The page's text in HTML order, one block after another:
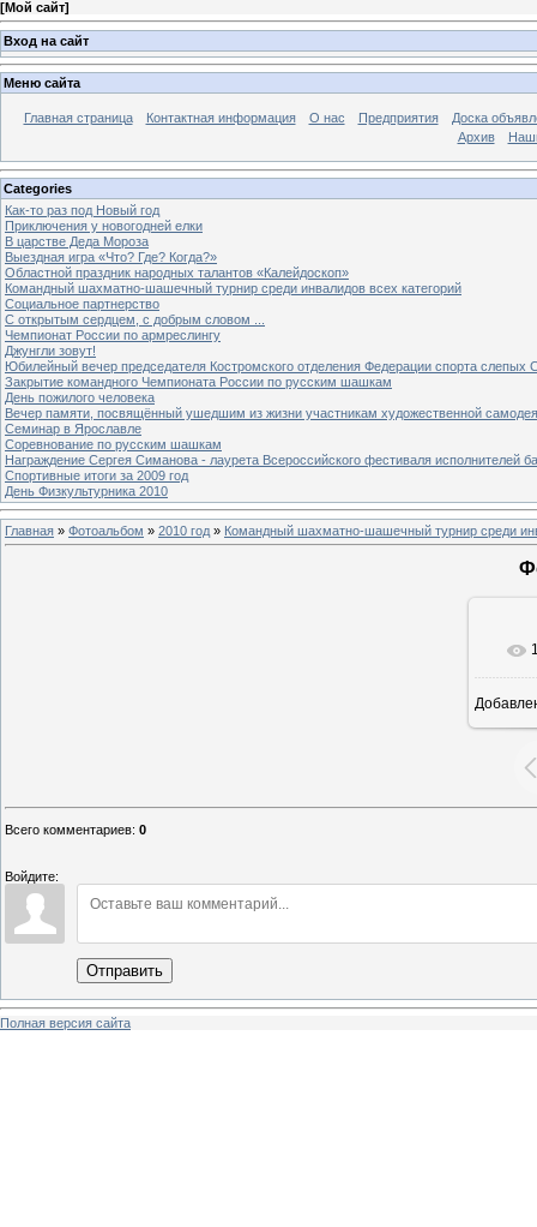
[Мой сайт]
Вход на сайт
Меню сайта
Главная страница Контактная информация О нас Предприятия
Доска
Архив
Categories
Как-то раз под Новый год
Приключения у новогодней елки
В царстве Деда Мороза
Выездная игра «Что? Где? Когда?»
Областной праздник народных талантов «Калейдоскоп»
Командный шахматно-шашечный турнир среди инвалидов всех категорий
Социальное партнерство
С открытым сердцем, с добрым словом ...
Чемпионат России по армреслингу
Джунгли зовут!
Юбилейный вечер председателя Костромского отделения Федерации спорта слепых
Закрытие командного Чемпионата России по русским шашкам
День пожилого человека
Вечер памяти, посвящённый ушедшим из жизни участникам художественной
Семинар в Ярославле
Соревнование по русским шашкам
Награждение Сергея Симанова - лаурета Всероссийского фестиваля исполнителей
Спортивные итоги за 2009 год
День Физкультурника 2010
Главная » Фотоальбом » 2010 год » Командный шахматно-шашечный турнир среди
Всего комментариев: 0
Войдите:
Отправить
Полная версия сайта